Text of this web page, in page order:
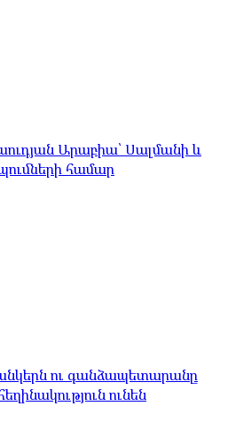
Արաբիա՝ Սալմանի և
համար
ու գանձապետարանը
ունեն